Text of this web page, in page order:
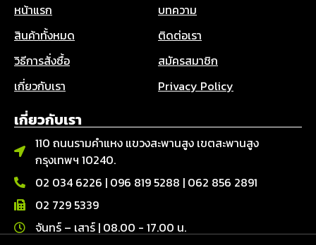
หน้าแรก
บทความ
สินค้าทั้งหมด
ติดต่อเรา
วิธีการสั่งซื้อ
สมัครสมาชิก
เกี่ยวกับเรา
Privacy Policy
เกี่ยวกับเรา
110 ถนนรามคำแหง แขวงสะพานสูง เขตสะพานสูง
กรุงเทพฯ 10240.
02 034 6226 | 096 819 5288 | 062 856 2891
02 729 5339
จันทร์ – เสาร์ | 08.00 - 17.00 น.